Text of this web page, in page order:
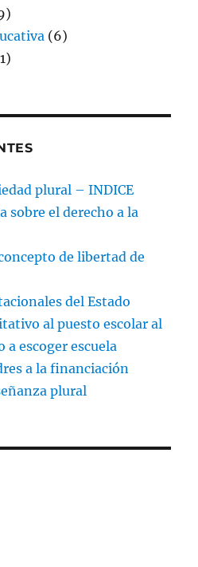
(6)
plural – INDICE
sobre el derecho a la
de libertad de
del Estado
al puesto escolar al
escoger escuela
a la financiación
plural